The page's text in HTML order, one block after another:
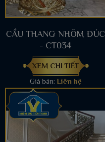
CẦU THANG NHÔM ĐÚC
- CT034
XEM CHI TIẾT
Giá bán: Liên hệ